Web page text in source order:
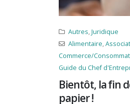
Autres,Juridique
Alimentaire,
Commerce/
Guide du Chef
Bientôt, la fin
papier !